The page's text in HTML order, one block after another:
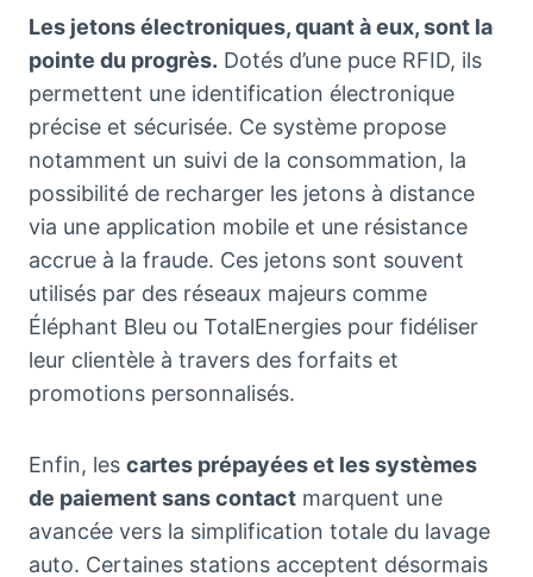
Les jetons électroniques, quant à eux, sont la
pointe du progrès. Dotés d’une puce RFID, ils
permettent une identification électronique
précise et sécurisée. Ce système propose
notamment un suivi de la consommation, la
possibilité de recharger les jetons à distance
via une application mobile et une résistance
accrue à la fraude. Ces jetons sont souvent
utilisés par des réseaux majeurs comme
Éléphant Bleu ou TotalEnergies pour fidéliser
leur clientèle à travers des forfaits et
promotions personnalisés.
Enfin, les cartes prépayées et les systèmes
de paiement sans contact marquent une
avancée vers la simplification totale du lavage
auto. Certaines stations acceptent désormais